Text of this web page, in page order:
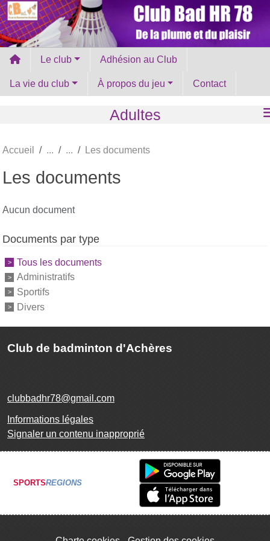
Le club Adhésion au Club
La vie du club À propos du jeu Contact
Adultes
Accueil Les documents
Les documents
Aucun document
Documents par type
Tous les documents
Administratifs
Sportifs
Divers
Club de badminton d'Achères
clubbadhr78@gmail.com
Informations légales
Signaler un contenu inapproprié
SPORTSREGIONS
Panneau de gestion des cookies